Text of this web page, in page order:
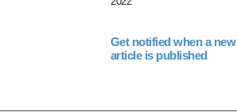
Get notified when a new
article is published